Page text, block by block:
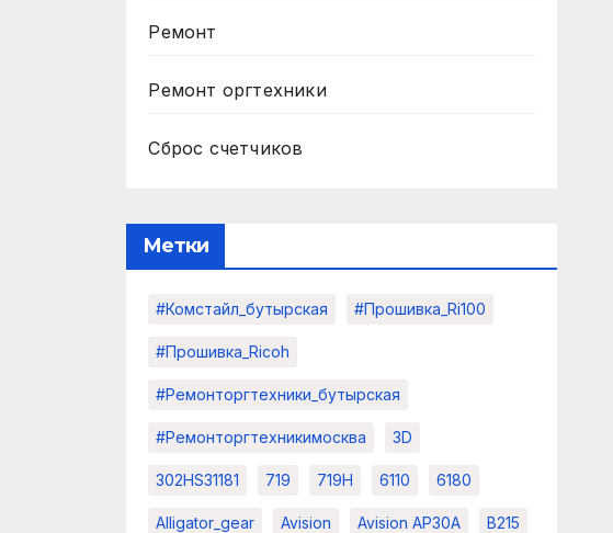
Ремонт
Ремонт оргтехники
Сброс счетчиков
Метки
#комстайл_бутырская #прошивка_Ri100
#прошивка_Ricoh
#ремонторгтехники_бутырская
#ремонторгтехникимосква 3D
302HS31181 719 719H 6110 6180
Alligator_gear Avision Avision AP30A B215